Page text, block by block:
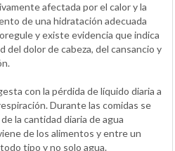
afectada por el calor y la
de una hidratación adecuada
y existe evidencia que indica
del dolor de cabeza, del cansancio y
con la pérdida de líquido diaria a
Durante las comidas se
la cantidad diaria de agua
de los alimentos y entre un
tipo y no solo agua.